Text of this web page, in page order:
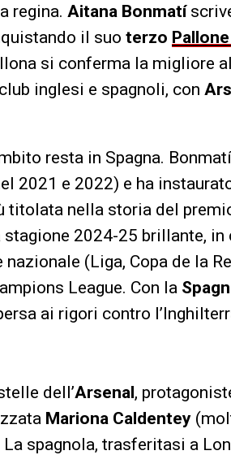
regina. Aitana Bonmatí
il suo terzo Pallone
si conferma la migliore
inglesi e spagnoli, con
resta in Spagna.
2021 e 2022) e ha
titolata nella storia del
2024-25 brillante, in
(Liga, Copa de la
League. Con la
ai rigori contro
dell’Arsenal,
Mariona Caldentey
spagnola, trasferitasi a